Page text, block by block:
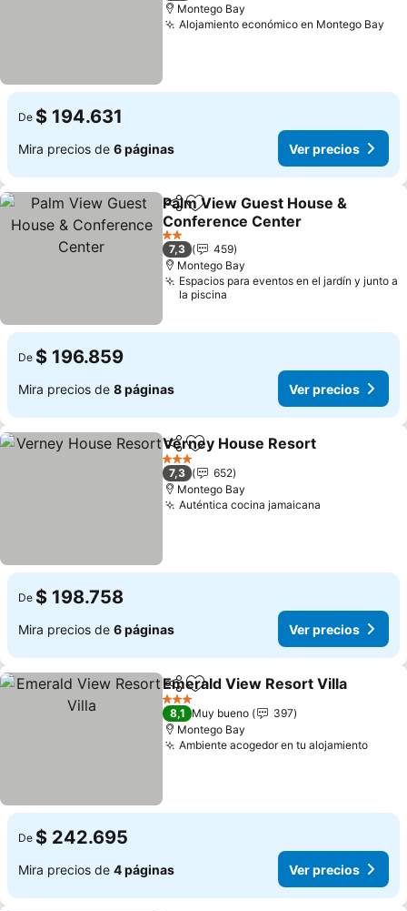
Montego Bay
Alojamiento económico en Montego Bay
De $ 194.631
Mira precios de 6 páginas Ver precios
CompartirAgregar a favoritos
Palm View Guest House &
Conference Center
Ver precios
2 Estrellas
7,3
459
Montego Bay
Espacios para eventos en el jardín y junto a
la piscina
De $ 196.859
Mira precios de 8 páginas Ver precios
CompartirAgregar a favoritos
Verney House Resort
3 Estrellas
7,3
652
Montego Bay
Auténtica cocina jamaicana
De $ 198.758
Mira precios de 6 páginas Ver precios
CompartirAgregar a favoritos
Emerald View Resort Villa
3 Estrellas
8,1 Muy bueno
397
Montego Bay
Ambiente acogedor en tu alojamientoVer
De $ 242.695
Mira precios de 4 páginas Ver precios